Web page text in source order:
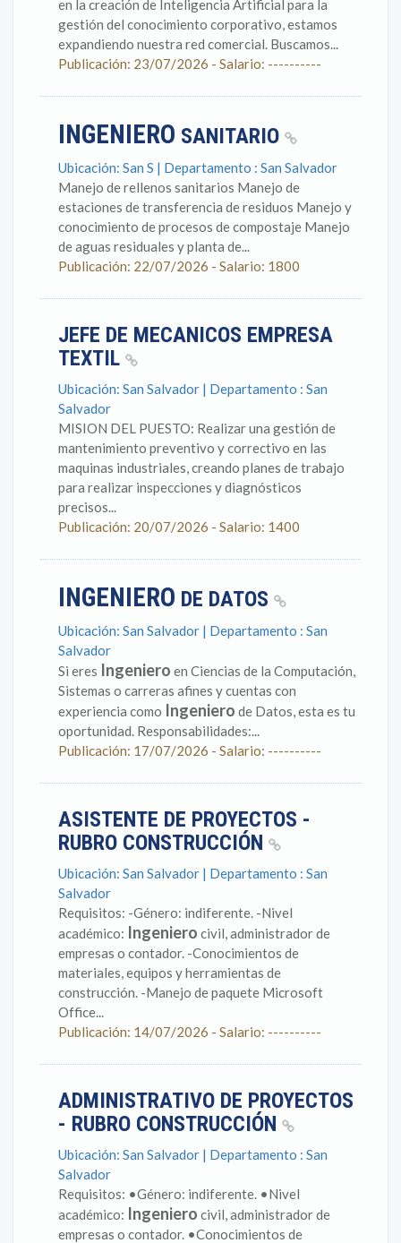
en la creación de Inteligencia Artificial para la
gestión del conocimiento corporativo, estamos
expandiendo nuestra red comercial. Buscamos...
Publicación: 23/07/2026 - Salario: ----------
INGENIERO SANITARIO
Ubicación: San S | Departamento : San Salvador
Manejo de rellenos sanitarios Manejo de
estaciones de transferencia de residuos Manejo y
conocimiento de procesos de compostaje Manejo
de aguas residuales y planta de...
Publicación: 22/07/2026 - Salario: 1800
JEFE DE MECANICOS EMPRESA
TEXTIL
Ubicación: San Salvador | Departamento : San
Salvador
MISION DEL PUESTO: Realizar una gestión de
mantenimiento preventivo y correctivo en las
maquinas industriales, creando planes de trabajo
para realizar inspecciones y diagnósticos
precisos...
Publicación: 20/07/2026 - Salario: 1400
INGENIERO DE DATOS
Ubicación: San Salvador | Departamento : San
Salvador
Si eres Ingeniero en Ciencias de la Computación,
Sistemas o carreras afines y cuentas con
experiencia como Ingeniero de Datos, esta es tu
oportunidad. Responsabilidades:...
Publicación: 17/07/2026 - Salario: ----------
ASISTENTE DE PROYECTOS -
RUBRO CONSTRUCCIÓN
Ubicación: San Salvador | Departamento : San
Salvador
Requisitos: -Género: indiferente. -Nivel
académico: Ingeniero civil, administrador de
empresas o contador. -Conocimientos de
materiales, equipos y herramientas de
construcción. -Manejo de paquete Microsoft
Office...
Publicación: 14/07/2026 - Salario: ----------
ADMINISTRATIVO DE PROYECTOS
- RUBRO CONSTRUCCIÓN
Ubicación: San Salvador | Departamento : San
Salvador
Requisitos: •Género: indiferente. •Nivel
académico: Ingeniero civil, administrador de
empresas o contador. •Conocimientos de